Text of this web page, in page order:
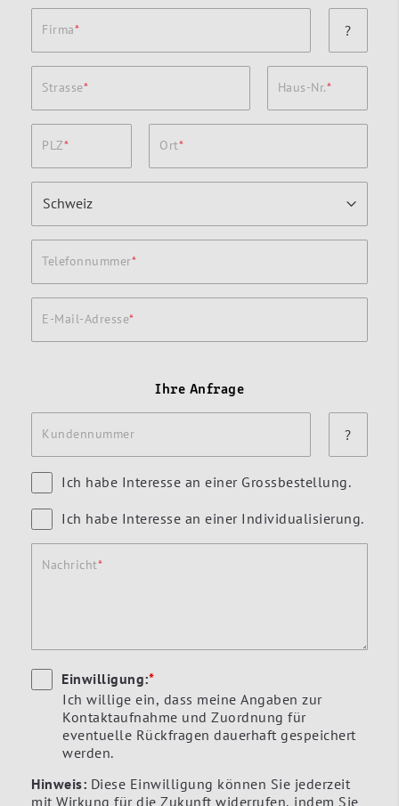
Firma ?
Strasse Haus-Nr.
PLZ Ort
Telefonnummer
E-Mail-Adresse
Ihre Anfrage
Kundennummer ?
Ich habe Interesse an einer Grossbestellung.
Ich habe Interesse an einer Individualisierung.
Nachricht
Einwilligung:*
Ich willige ein, dass meine Angaben zur
Kontaktaufnahme und Zuordnung für
eventuelle Rückfragen dauerhaft gespeichert
werden.
Hinweis: Diese Einwilligung können Sie jederzeit
mit Wirkung für die Zukunft widerrufen, indem Sie